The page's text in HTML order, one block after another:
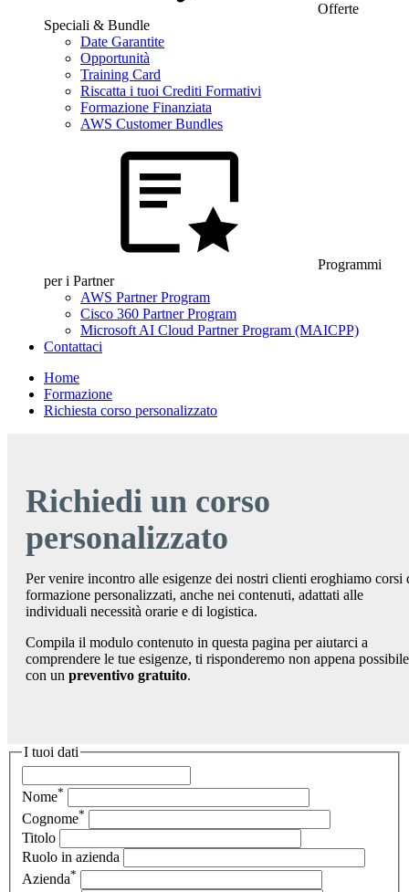
Offerte
Speciali & Bundle
Date Garantite
Opportunità
Training Card
Riscatta i tuoi Crediti Formativi
Formazione Finanziata
AWS Customer Bundles
Programmi
per i Partner
AWS Partner Program
Cisco 360 Partner Program
Microsoft AI Cloud Partner Program (MAICPP)
Contattaci
Home
Formazione
Richiesta corso personalizzato
Richiedi un corso
personalizzato
Per venire incontro alle esigenze dei nostri clienti eroghiamo corsi
formazione personalizzati, anche nei contenuti, adattati alle
individuali necessità orarie e di logistica.
Compila il modulo contenuto in questa pagina per aiutarci a
comprendere le tue esigenze, ti risponderemo non appena possibile
con un preventivo gratuito.
I tuoi dati
Nome*
Cognome*
Titolo
Ruolo in azienda
Azienda*